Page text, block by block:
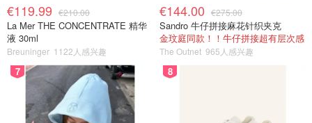
€119.99 €210.00
La Mer THE CONCENTRATE 精华
液 30ml
Breuninger 1122人感兴趣
€144.00 €275.00
Sandro 牛仔拼接麻花针织夹克
金玟庭同款！！牛仔拼接超有层次感
The Outnet 965人感兴趣
7 8